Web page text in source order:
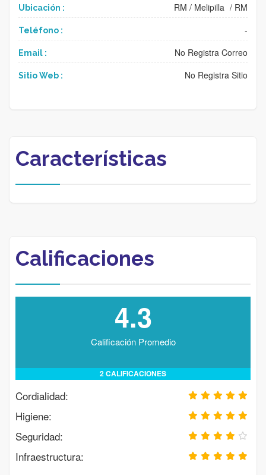
Ubicación : RM / Melipilla / RM
Teléfono : -
Email : No Registra Correo
Sitio Web : No Registra Sitio
Características
Calificaciones
4.3
Calificación Promedio
2 CALIFICACIONES
Cordialidad:
Higiene:
Seguridad:
Infraestructura: